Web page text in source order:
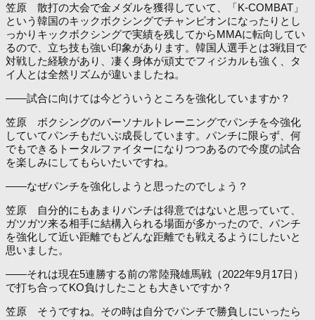
笠原 散打の大会で金メダルを獲得していて、「K-COMBAT」
という韓国のキックボクシングでチャンピオンになったりとし
っかりキックボクシングで実績を残してからMMAに転向してい
るので、立ち技も強い印象があります。韓国人選手とは3戦目で
対戦した経験があり、凄く身体が頑丈でフィジカルも強く、タ
イ人とは全然リズムが違いましたね。
――試合に向けては今どういうところを強化していますか？
笠原 ボクシングのパーソナルトレーニングでパンチを今強化
していてパンチもだいぶ成長しています。パンチに限らず、何
でもできるトータルファイターになりつつあるので今度の試合
を楽しみにしてもらいたいですね。
――なぜパンチを強化しようと思ったのでしょう？
笠原 自分的にもあまりパンチは得意ではないと思っていて、
ガツガツ来る相手に結構入られる場面が多かったので、パンチ
を強化して近い距離でもどんな距離でも戦えるようにしたいと
思いました。
――それは現在5連勝する前の常陸飛雄馬戦（2022年9月17日）
で打ち合ってKO負けしたことも大きいですか？
笠原 そうですね。その時は自分でパンチで勝負しにいったら